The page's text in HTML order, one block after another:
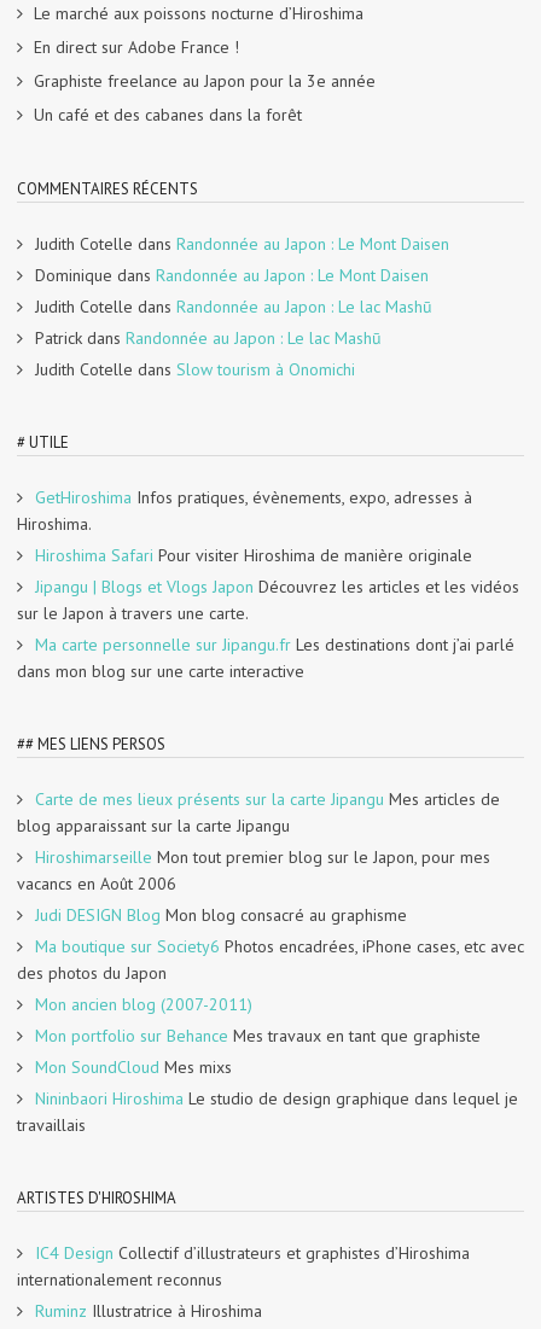
Le marché aux poissons nocturne d’Hiroshima
En direct sur Adobe France !
Graphiste freelance au Japon pour la 3e année
Un café et des cabanes dans la forêt
COMMENTAIRES RÉCENTS
Judith Cotelle dans Randonnée au Japon : Le Mont Daisen
Dominique dans Randonnée au Japon : Le Mont Daisen
Judith Cotelle dans Randonnée au Japon : Le lac Mashū
Patrick dans Randonnée au Japon : Le lac Mashū
Judith Cotelle dans Slow tourism à Onomichi
# UTILE
GetHiroshima Infos pratiques, évènements, expo, adresses à
Hiroshima.
Hiroshima Safari Pour visiter Hiroshima de manière originale
Jipangu | Blogs et Vlogs Japon Découvrez les articles et les vidéos
sur le Japon à travers une carte.
Ma carte personnelle sur Jipangu.fr Les destinations dont j’ai parlé
dans mon blog sur une carte interactive
## MES LIENS PERSOS
Carte de mes lieux présents sur la carte Jipangu Mes articles de
blog apparaissant sur la carte Jipangu
Hiroshimarseille Mon tout premier blog sur le Japon, pour mes
vacancs en Août 2006
Judi DESIGN Blog Mon blog consacré au graphisme
Ma boutique sur Society6 Photos encadrées, iPhone cases, etc avec
des photos du Japon
Mon ancien blog (2007-2011)
Mon portfolio sur Behance Mes travaux en tant que graphiste
Mon SoundCloud Mes mixs
Nininbaori Hiroshima Le studio de design graphique dans lequel je
travaillais
ARTISTES D'HIROSHIMA
IC4 Design Collectif d’illustrateurs et graphistes d’Hiroshima
internationalement reconnus
Ruminz Illustratrice à Hiroshima